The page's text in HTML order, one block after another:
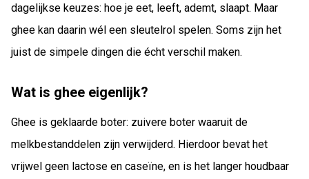
dagelijkse keuzes: hoe je eet, leeft, ademt, slaapt. Maar
ghee kan daarin wél een sleutelrol spelen. Soms zijn het
juist de simpele dingen die écht verschil maken.
Wat is ghee eigenlijk?
Ghee is geklaarde boter: zuivere boter waaruit de
melkbestanddelen zijn verwijderd. Hierdoor bevat het
vrijwel geen lactose en caseïne, en is het langer houdbaar